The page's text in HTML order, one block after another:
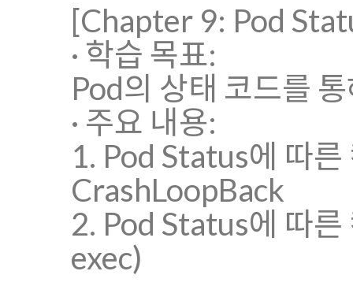
[Chapter 9: Pod
· 학습 목표:
Pod의 상태 코드를
· 주요 내용:
1. Pod Status에 따
CrashLoopBack
2. Pod Status에 따
exec)